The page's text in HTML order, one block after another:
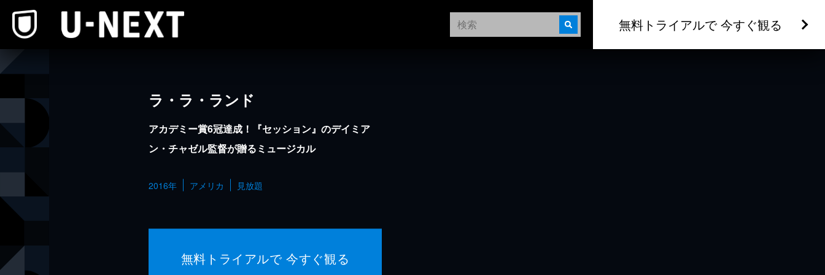
無料トライアルで 今すぐ観る
ラ・ラ・ランド
アカデミー賞6冠達成！『セッション』のデイミア
ン・チャゼル監督が贈るミュージカル
2016年 アメリカ 見放題
無料トライアルで 今すぐ観る